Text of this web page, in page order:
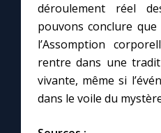
déroulement réel
pouvons conclure que
l’Assomption
rentre dans une
vivante, même si
dans le voile du